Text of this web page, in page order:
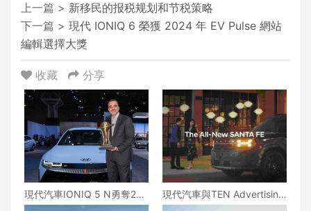
上一篇 > 新移民的报税规划和节税策略
下一篇 > 現代 IONIQ 6 榮獲 2024 年 EV Pulse 網站
編輯選擇大獎
收藏 分享
現代汽車IONIQ 5 N勇奪202
4年世界風雲性能車大獎
現代汽車與TEN Advertising
在全新Santa Fe的亞裔廣告